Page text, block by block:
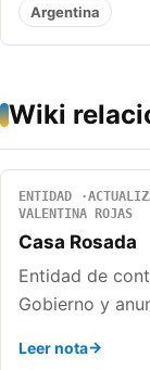
Argentina
Wiki
ENTIDAD
VALENTINA ROJAS
Casa Rosada
Entidad de
Gobierno y
Leer nota